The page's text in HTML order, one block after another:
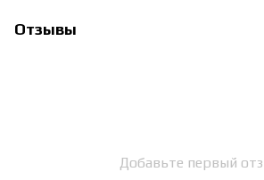
Отзывы
Добавьте первый